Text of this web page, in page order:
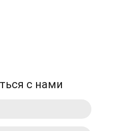
с нами